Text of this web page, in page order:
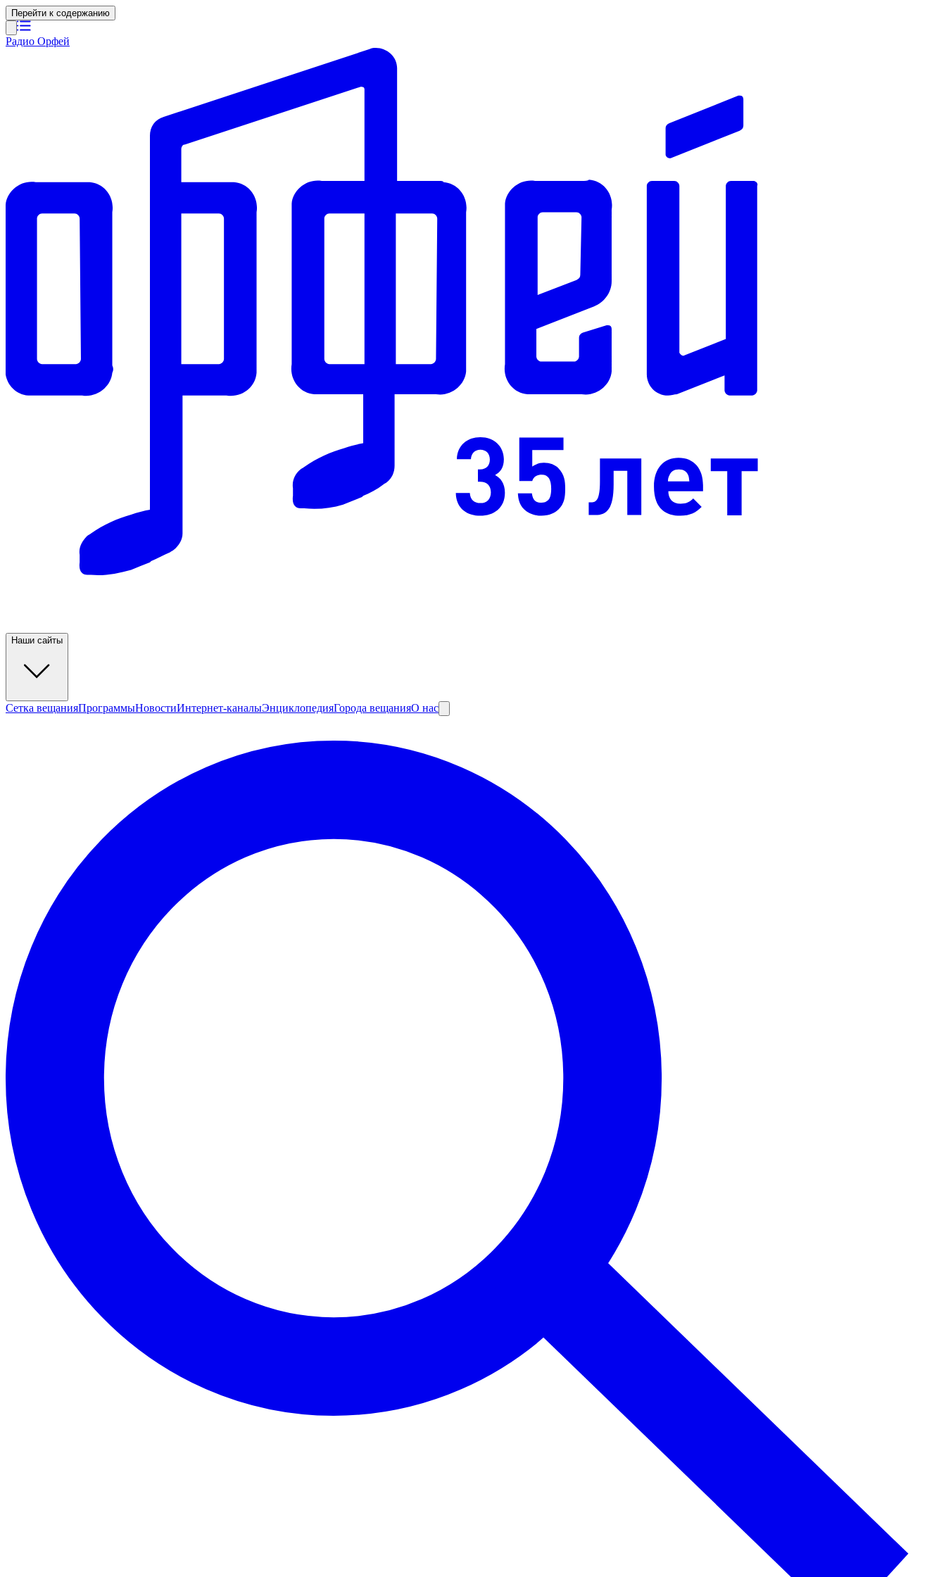
Перейти к содержанию
Радио Орфей
Наши сайты
Сетка вещанияПрограммыНовостиИнтернет-каналыЭнциклопедияГорода вещанияО нас